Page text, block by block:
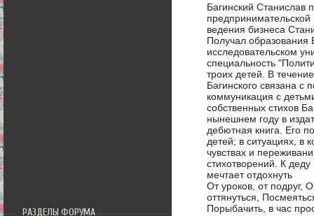
РАЗДЕЛЫ ФОРУМА
Багинский Станислав
ведения бизнеса
Получал образования
исследовательском
специальность
троих детей. В
Багинского связана с
коммуникация с
собственных стихов
нынешнем году в
дебютная книга. Его
детей; в ситуациях, в
чувствах и
стихотворений. К
мечтает отдохнуть
От уроков, от подруг,
оттянуться,
Порыбачить, в час